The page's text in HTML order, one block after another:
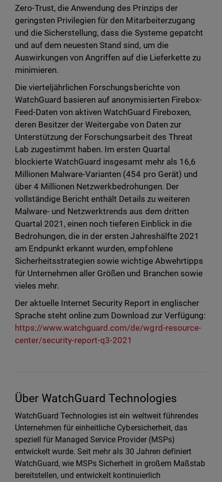
Zero-Trust, die Anwendung des Prinzips der
geringsten Privilegien für den Mitarbeiterzugang
und die Sicherstellung, dass die Systeme gepatcht
und auf dem neuesten Stand sind, um die
Auswirkungen von Angriffen auf die Lieferkette zu
minimieren.
Die vierteljährlichen Forschungsberichte von
WatchGuard basieren auf anonymisierten Firebox-
Feed-Daten von aktiven WatchGuard Fireboxen,
deren Besitzer der Weitergabe von Daten zur
Unterstützung der Forschungsarbeit des Threat
Lab zugestimmt haben. Im ersten Quartal
blockierte WatchGuard insgesamt mehr als 16,6
Millionen Malware-Varianten (454 pro Gerät) und
über 4 Millionen Netzwerkbedrohungen. Der
vollständige Bericht enthält Details zu weiteren
Malware- und Netzwerktrends aus dem dritten
Quartal 2021, einen noch tieferen Einblick in die
Bedrohungen, die in der ersten Jahreshälfte 2021
am Endpunkt erkannt wurden, empfohlene
Sicherheitsstrategien sowie wichtige Abwehrtipps
für Unternehmen aller Größen und Branchen sowie
vieles mehr.
Der aktuelle Internet Security Report in englischer
Sprache steht online zum Download zur Verfügung:
https://www.watchguard.com/de/wgrd-resource-
center/security-report-q3-2021
Über WatchGuard Technologies
WatchGuard Technologies ist ein weltweit führendes
Unternehmen für einheitliche Cybersicherheit, das
speziell für Managed Service Provider (MSPs)
entwickelt wurde. Seit mehr als 30 Jahren definiert
WatchGuard, wie MSPs Sicherheit in großem Maßstab
bereitstellen, und entwickelt kontinuierlich